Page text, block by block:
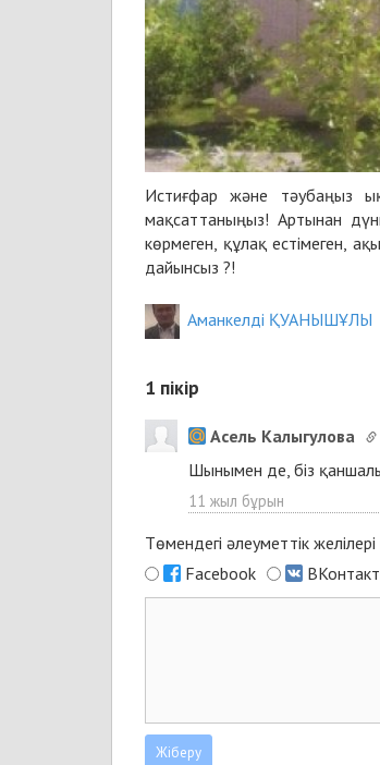
Истиғфар және тәубаңыз
мақсаттаныңыз! Артынан
көрмеген, құлақ естімеген,
дайынсыз ?!
Аманкелді ҚУАНЫШҰЛЫ
1 пікір
Асель Калыгулова
Шынымен де, біз
11 жыл бұрын
Төмендегі әлеуметтік
Facebook